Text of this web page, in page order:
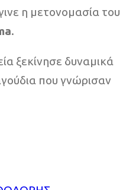
η μετονομασία του
.
ξεκίνησε δυναμικά
που γνώρισαν